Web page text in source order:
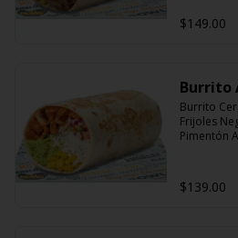
$149.00
Burrito
Burrito
Frijoles
Pimentón
$139.00